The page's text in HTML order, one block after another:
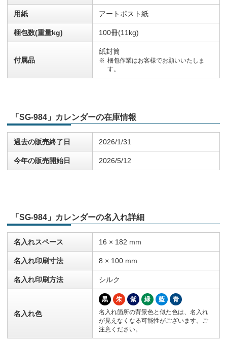
用紙 アートポスト紙
梱包数(重量kg) 100冊(11kg)
付属品
紙封筒
梱包作業はお客様でお願いいたしま
す。
「SG-984」カレンダーの在庫情報
過去の販売終了日 2026/1/31
今年の販売開始日 2026/5/12
「SG-984」カレンダーの名入れ詳細
名入れスペース 16 × 182 mm
名入れ印刷寸法 8 × 100 mm
名入れ印刷方法 シルク
名入れ色
黒 朱 紫 緑 藍
青
名入れ箇所の背景色と似た色は、名入れ
が見えなくなる可能性がございます。ご
注意ください。